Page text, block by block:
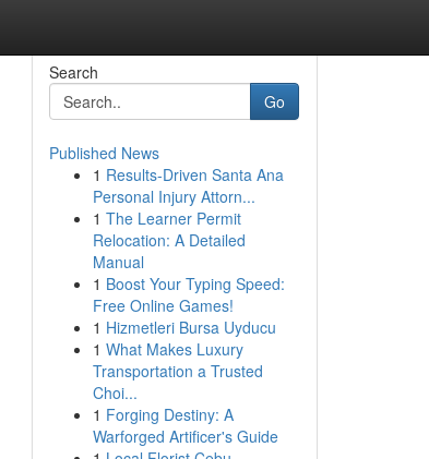
Search
Go
Published News
1 Results-Driven Santa Ana
Personal Injury Attorn...
1 The Learner Permit
Relocation: A Detailed
Manual
1 Boost Your Typing Speed:
Free Online Games!
1 Hizmetleri Bursa Uyducu
1 What Makes Luxury
Transportation a Trusted
Choi...
1 Forging Destiny: A
Warforged Artificer's Guide